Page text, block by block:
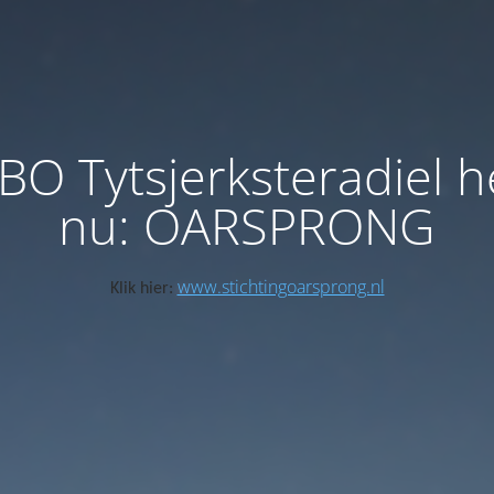
Tytsjerksteradiel
nu: OARSPRONG
Klik hier: www.stichtingoarsprong.nl